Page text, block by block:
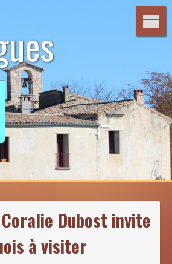
Dubost invite
à visiter